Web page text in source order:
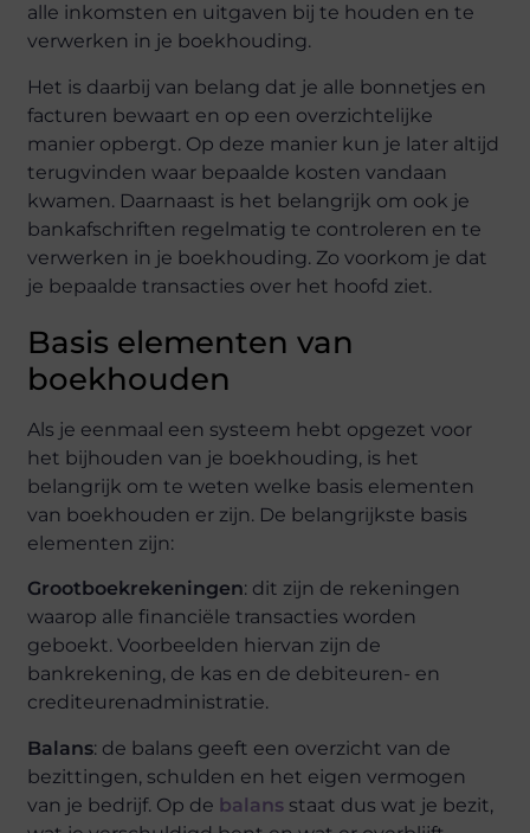
alle inkomsten en uitgaven bij te houden en te
verwerken in je boekhouding.
Het is daarbij van belang dat je alle bonnetjes en
facturen bewaart en op een overzichtelijke
manier opbergt. Op deze manier kun je later altijd
terugvinden waar bepaalde kosten vandaan
kwamen. Daarnaast is het belangrijk om ook je
bankafschriften regelmatig te controleren en te
verwerken in je boekhouding. Zo voorkom je dat
je bepaalde transacties over het hoofd ziet.
Basis elementen van
boekhouden
Als je eenmaal een systeem hebt opgezet voor
het bijhouden van je boekhouding, is het
belangrijk om te weten welke basis elementen
van boekhouden er zijn. De belangrijkste basis
elementen zijn:
Grootboekrekeningen: dit zijn de rekeningen
waarop alle financiële transacties worden
geboekt. Voorbeelden hiervan zijn de
bankrekening, de kas en de debiteuren- en
crediteurenadministratie.
Balans: de balans geeft een overzicht van de
bezittingen, schulden en het eigen vermogen
van je bedrijf. Op de balans staat dus wat je bezit,